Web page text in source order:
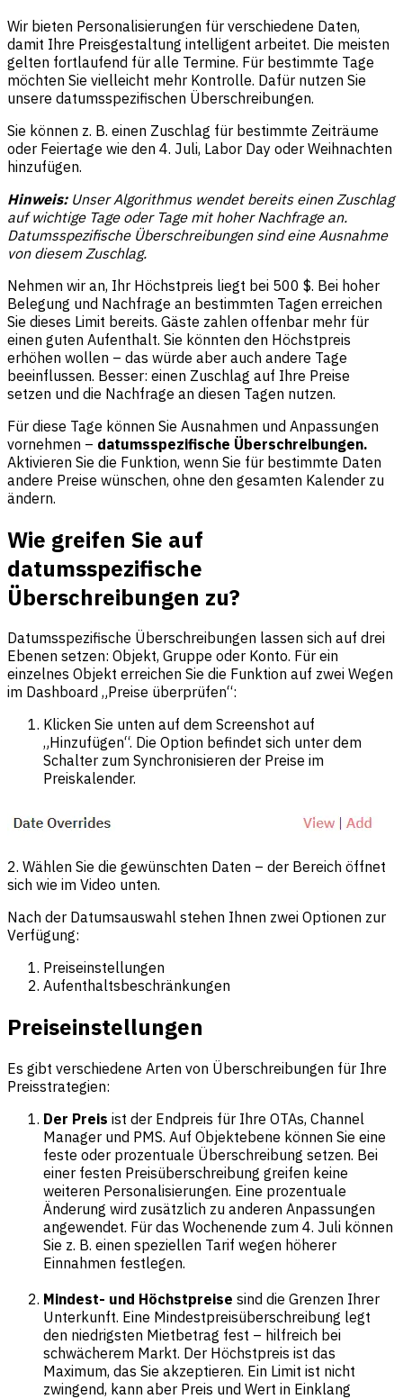
Wir bieten Personalisierungen für verschiedene Daten,
damit Ihre Preisgestaltung intelligent arbeitet. Die meisten
gelten fortlaufend für alle Termine. Für bestimmte Tage
möchten Sie vielleicht mehr Kontrolle. Dafür nutzen Sie
unsere datumsspezifischen Überschreibungen.
Sie können z. B. einen Zuschlag für bestimmte Zeiträume
oder Feiertage wie den 4. Juli, Labor Day oder Weihnachten
hinzufügen.
Hinweis: Unser Algorithmus wendet bereits einen Zuschlag
auf wichtige Tage oder Tage mit hoher Nachfrage an.
Datumsspezifische Überschreibungen sind eine Ausnahme
von diesem Zuschlag.
Nehmen wir an, Ihr Höchstpreis liegt bei 500 $. Bei hoher
Belegung und Nachfrage an bestimmten Tagen erreichen
Sie dieses Limit bereits. Gäste zahlen offenbar mehr für
einen guten Aufenthalt. Sie könnten den Höchstpreis
erhöhen wollen – das würde aber auch andere Tage
beeinflussen. Besser: einen Zuschlag auf Ihre Preise
setzen und die Nachfrage an diesen Tagen nutzen.
Für diese Tage können Sie Ausnahmen und Anpassungen
vornehmen – datumsspezifische Überschreibungen.
Aktivieren Sie die Funktion, wenn Sie für bestimmte Daten
andere Preise wünschen, ohne den gesamten Kalender zu
ändern.
Wie greifen Sie auf
datumsspezifische
Überschreibungen zu?
Datumsspezifische Überschreibungen lassen sich auf drei
Ebenen setzen: Objekt, Gruppe oder Konto. Für ein
einzelnes Objekt erreichen Sie die Funktion auf zwei Wegen
im Dashboard „Preise überprüfen“:
Klicken Sie unten auf dem Screenshot auf
„Hinzufügen“. Die Option befindet sich unter dem
Schalter zum Synchronisieren der Preise im
Preiskalender.
2. Wählen Sie die gewünschten Daten – der Bereich öffnet
sich wie im Video unten.
Nach der Datumsauswahl stehen Ihnen zwei Optionen zur
Verfügung:
Preiseinstellungen
Aufenthaltsbeschränkungen
Preiseinstellungen
Es gibt verschiedene Arten von Überschreibungen für Ihre
Preisstrategien:
Der Preis ist der Endpreis für Ihre OTAs, Channel
Manager und PMS. Auf Objektebene können Sie eine
feste oder prozentuale Überschreibung setzen. Bei
einer festen Preisüberschreibung greifen keine
weiteren Personalisierungen. Eine prozentuale
Änderung wird zusätzlich zu anderen Anpassungen
angewendet. Für das Wochenende zum 4. Juli können
Sie z. B. einen speziellen Tarif wegen höherer
Einnahmen festlegen.
Mindest- und Höchstpreise sind die Grenzen Ihrer
Unterkunft. Eine Mindestpreisüberschreibung legt
den niedrigsten Mietbetrag fest – hilfreich bei
schwächerem Markt. Der Höchstpreis ist das
Maximum, das Sie akzeptieren. Ein Limit ist nicht
zwingend, kann aber Preis und Wert in Einklang